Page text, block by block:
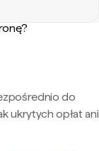
do
ukrytych opłat ani